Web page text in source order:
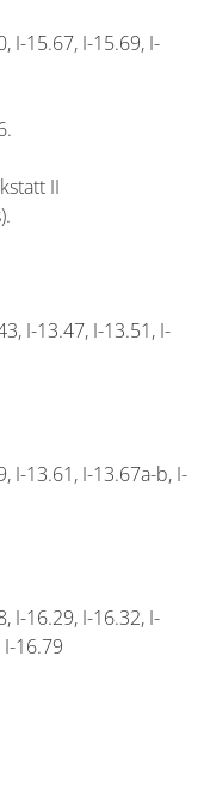
I-15.67, I-15.69, I-
II
I-13.47, I-13.51, I-
I-13.61, I-13.67a-b, I-
I-16.29, I-16.32, I-
16.79